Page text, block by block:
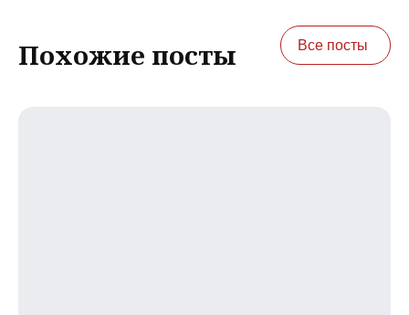
Похожие посты Все посты